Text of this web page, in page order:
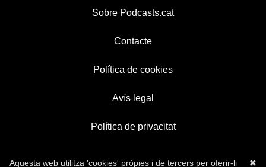
Sobre Podcasts.cat
Contacte
Política de cookies
Avís legal
Política de privacitat
✖
Aquesta web utilitza 'cookies' pròpies i de tercers per oferir-li